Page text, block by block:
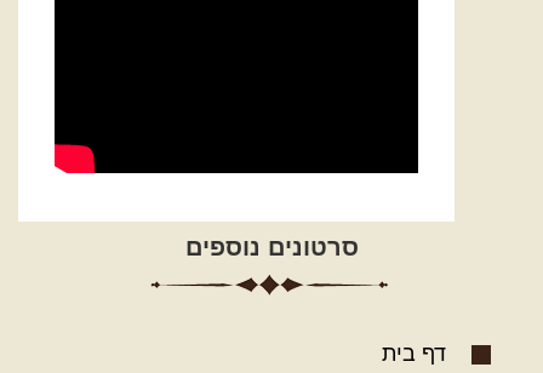
סרטונים נוספים
דף בית